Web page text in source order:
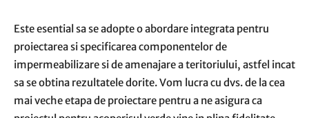
Este esential sa se adopte o abordare integrata pentru
proiectarea si specificarea componentelor de
impermeabilizare si de amenajare a teritoriului, astfel incat
sa se obtina rezultatele dorite. Vom lucra cu dvs. de la cea
mai veche etapa de proiectare pentru a ne asigura ca